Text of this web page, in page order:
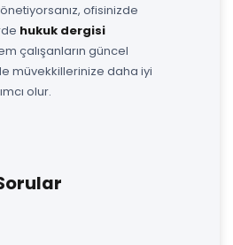
ofisinizde
hukuk dergisi
çalışanların güncel
müvekkillerinize daha iyi
olur.